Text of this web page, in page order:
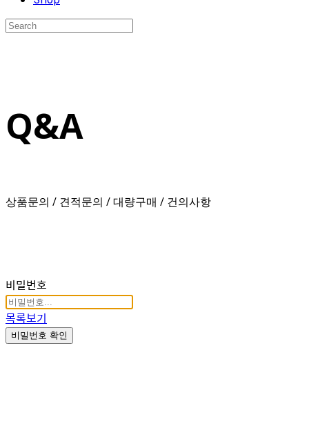
Q&A
상품문의 / 견적문의 / 대량구매 / 건의사항
비밀번호
목록보기
비밀번호 확인